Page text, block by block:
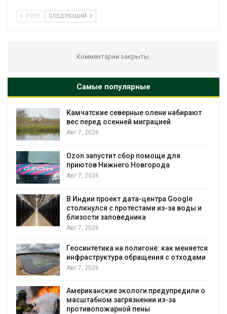
PREV СЛЕДУЮЩИЙ
Комментарии закрыты.
Самые популярные
Камчатские северные олени набирают
вес перед осенней миграцией
Авг 7, 2026
Ozon запустит сбор помощи для
приютов Нижнего Новгорода
Авг 7, 2026
В Индии проект дата-центра Google
столкнулся с протестами из-за воды и
близости заповедника
Авг 7, 2026
Геосинтетика на полигоне: как меняется
инфраструктура обращения с отходами
Авг 7, 2026
Американские экологи предупредили о
масштабном загрязнении из-за
противопожарной пены